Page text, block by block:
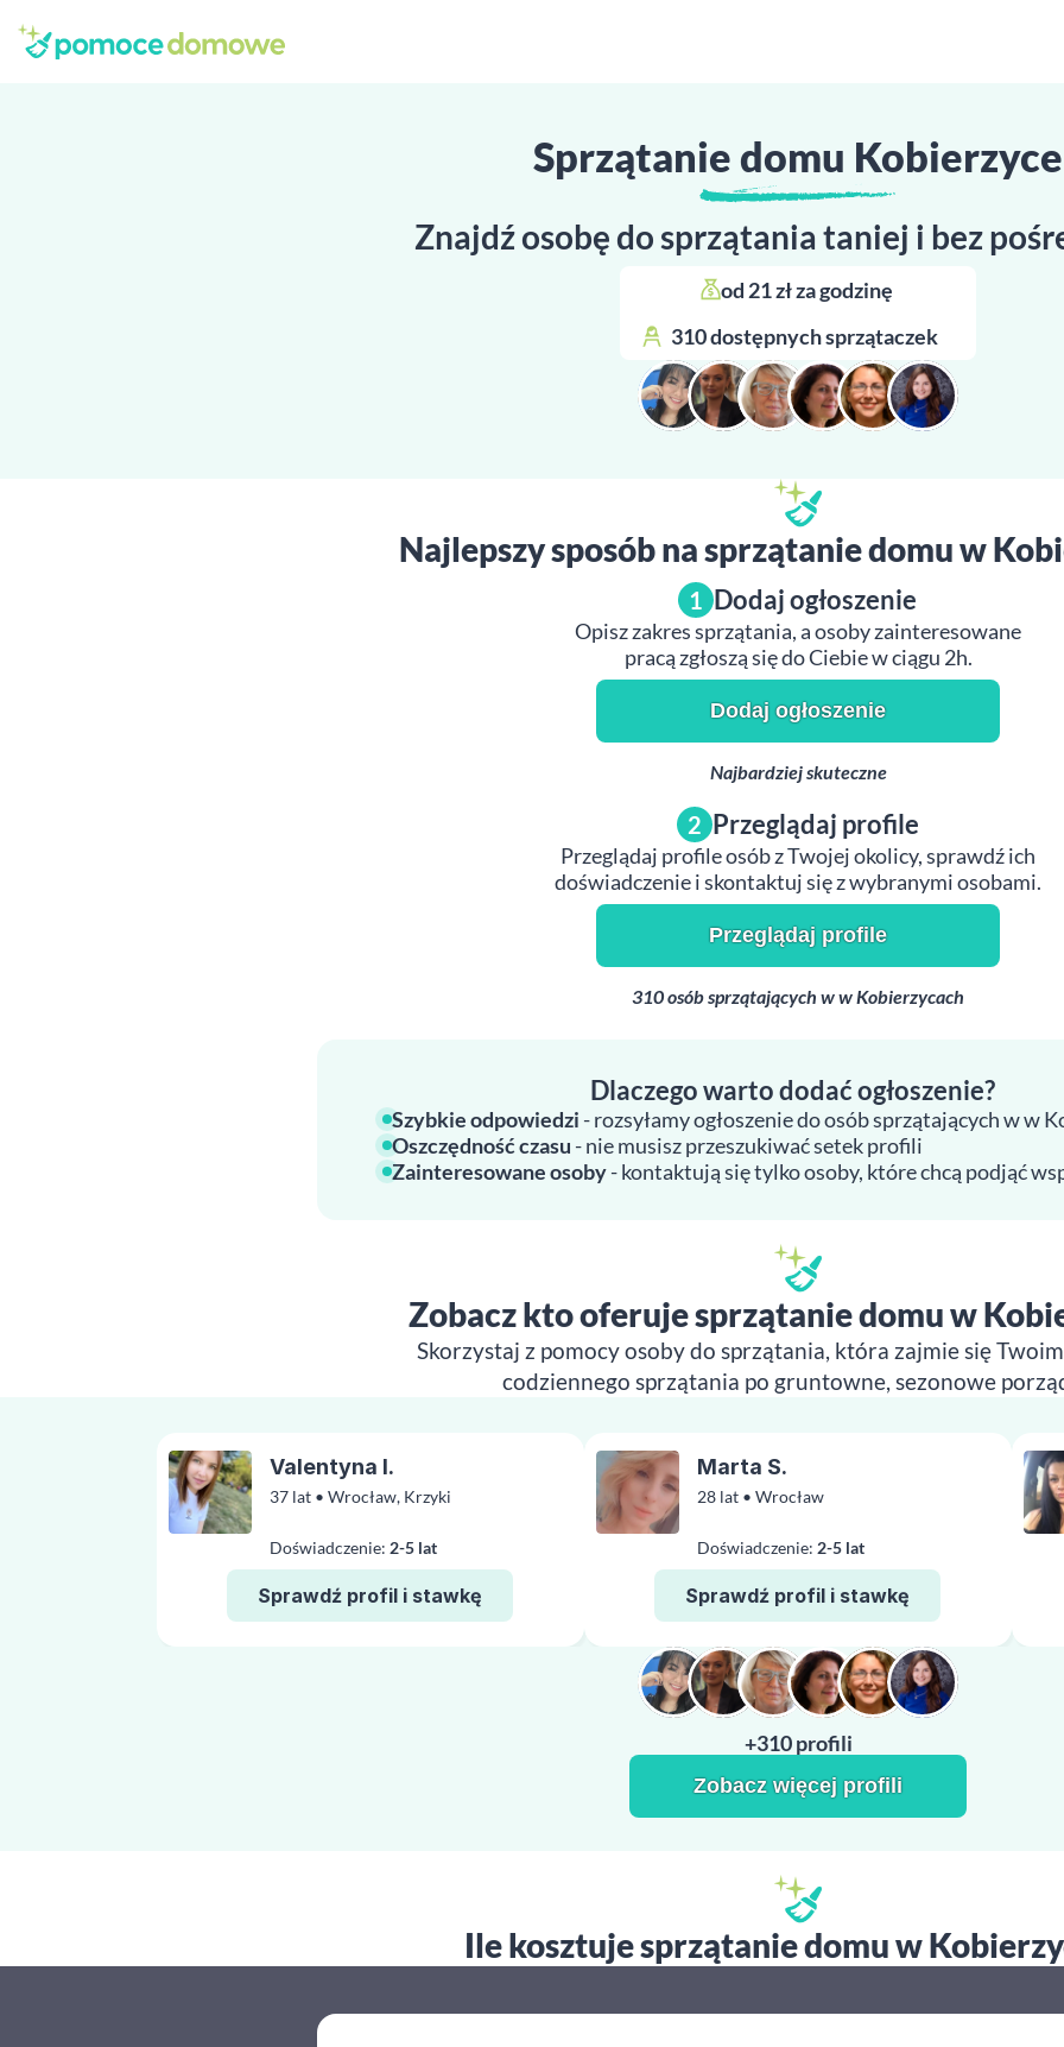
Sprzątanie domu Kobierzyce
Znajdź osobę do sprzątania taniej i bez
od 21 zł za godzinę
310 dostępnych sprzątaczek
Najlepszy sposób na sprzątanie domu w
1 Dodaj ogłoszenie
Opisz zakres sprzątania, a osoby zainteresowane
pracą zgłoszą się do Ciebie w ciągu 2h.
Dodaj ogłoszenie
Najbardziej skuteczne
2 Przeglądaj profile
Przeglądaj profile osób z Twojej okolicy, sprawdź ich
doświadczenie i skontaktuj się z wybranymi osobami.
Przeglądaj profile
310 osób sprzątających w w Kobierzycach
Dlaczego warto dodać ogłoszenie?
Szybkie odpowiedzi - rozsyłamy ogłoszenie do osób sprzątających w w
Oszczędność czasu - nie musisz przeszukiwać setek profili
Zainteresowane osoby- kontaktują się tylko osoby, które chcą podjąć
Zobacz kto oferuje sprzątanie domu w
Skorzystaj z pomocy osoby do sprzątania, która zajmie się
codziennego sprzątania po gruntowne, sezonowe
37 lat • Wrocław, Krzyki
Doświadczenie: 2-5 lat
Sprawdź profil i stawkę
Valentyna I.
28 lat • Wrocław
Doświadczenie: 2-5 lat
Sprawdź profil i stawkę
Marta S.
+310 profili
Zobacz więcej profili
Ile kosztuje sprzątanie domu w